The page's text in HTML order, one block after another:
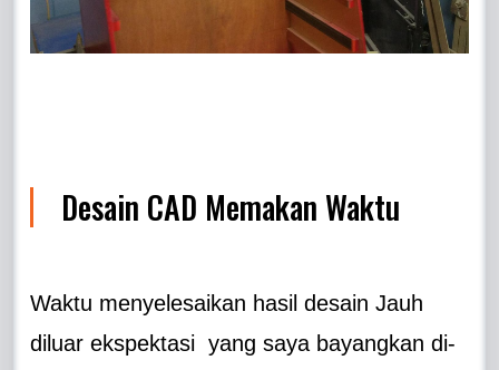
Desain CAD Memakan Waktu
Waktu menyelesaikan hasil desain Jauh
diluar ekspektasi yang saya bayangkan di-